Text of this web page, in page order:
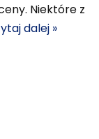
Niektóre z
dalej »